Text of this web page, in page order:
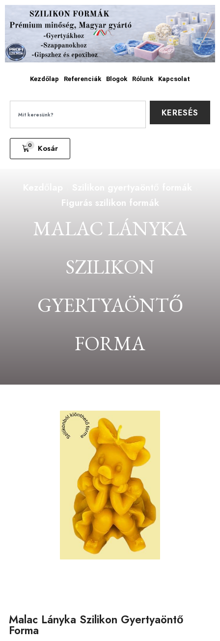
Kezdőlap Referenciák Blogok Rólunk Kapcsolat
KERESÉS
0 Kosár
Figurás szilikon formák
MALAC LÁNYKA
SZILIKON
GYERTYAÖNTŐ
FORMA
Malac Lányka Szilikon Gyertyaöntő
Forma